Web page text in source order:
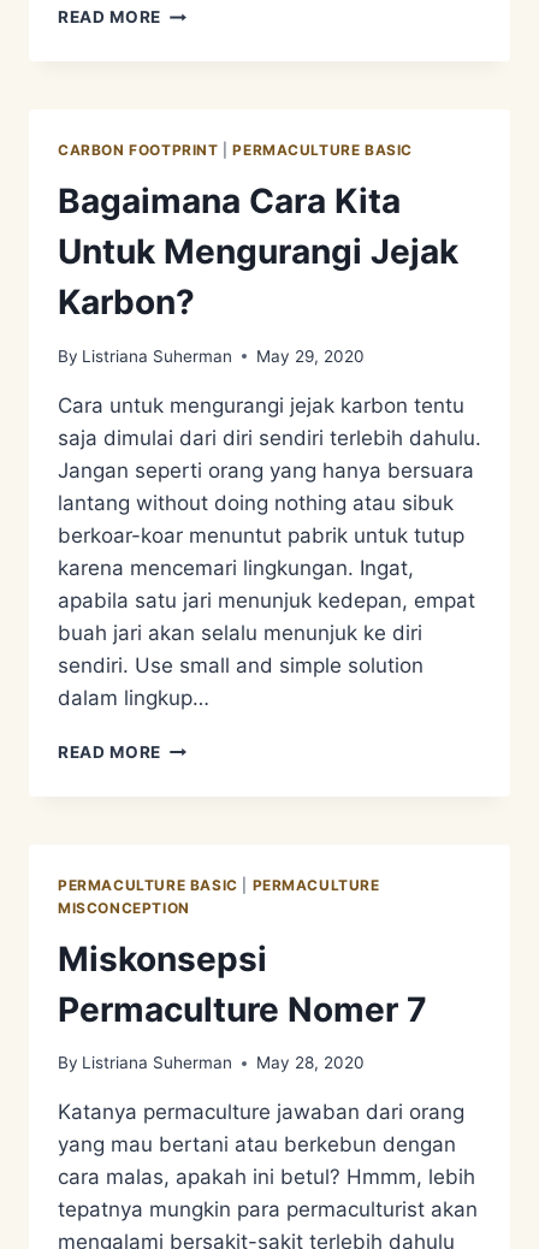
READ MORE PRINSIP
3
CARBON FOOTPRINT |PERMACULTURE BASIC
Bagaimana Cara Kita
Untuk Mengurangi Jejak
Karbon?
By Listriana Suherman May 29, 2020
Cara untuk mengurangi jejak karbon tentu
saja dimulai dari diri sendiri terlebih dahulu.
Jangan seperti orang yang hanya bersuara
lantang without doing nothing atau sibuk
berkoar-koar menuntut pabrik untuk tutup
karena mencemari lingkungan. Ingat,
apabila satu jari menunjuk kedepan, empat
buah jari akan selalu menunjuk ke diri
sendiri. Use small and simple solution
dalam lingkup…
READ MORE BAGAIMANA
KITA
KARBON?
PERMACULTURE BASIC
PERMACULTURE
MISCONCEPTION
Miskonsepsi
Permaculture Nomer 7
By Listriana Suherman May 28, 2020
Katanya permaculture jawaban dari orang
yang mau bertani atau berkebun dengan
cara malas, apakah ini betul? Hmmm, lebih
tepatnya mungkin para permaculturist akan
mengalami bersakit-sakit terlebih dahulu